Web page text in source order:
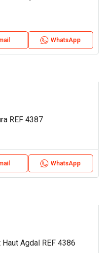
WhatsApp
REF 4387
WhatsApp
Agdal REF 4386